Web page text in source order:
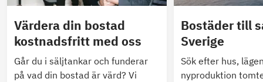
Värdera din bostad
kostnadsfritt med oss
Går du i säljtankar och funderar
på vad din bostad är värd? Vi
Bostäder till
Sverige
Sök efter hus,
nyproduktion